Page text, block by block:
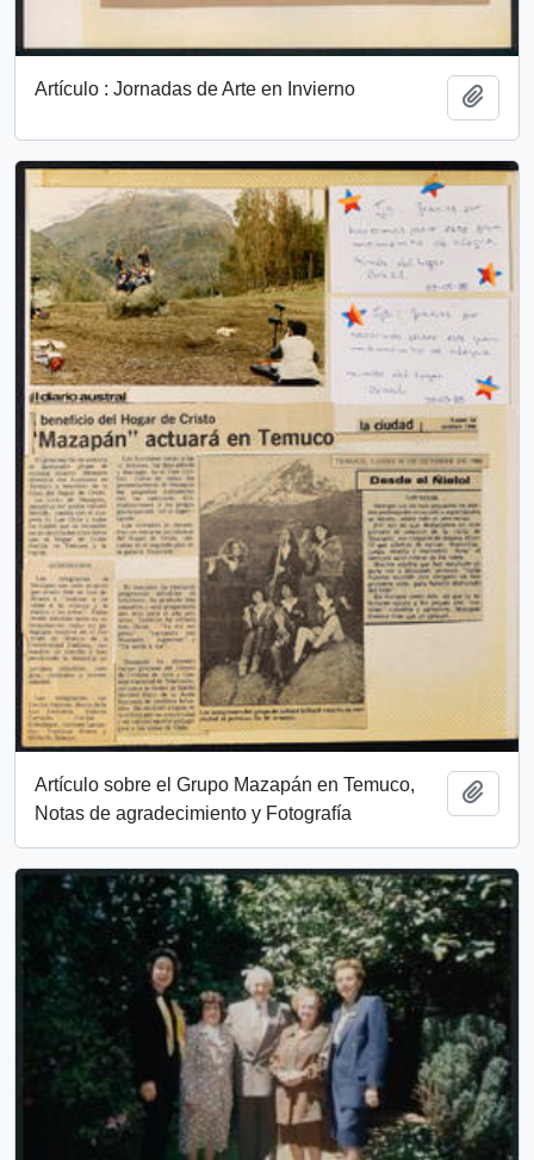
Artículo : Jornadas de Arte en Invierno
Artículo sobre el Grupo Mazapán en Temuco,
Notas de agradecimiento y Fotografía